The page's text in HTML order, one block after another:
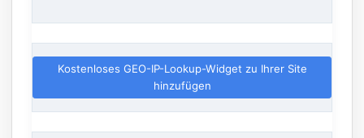
Kostenloses GEO-IP-Lookup-Widget zu Ihrer Site
hinzufügen